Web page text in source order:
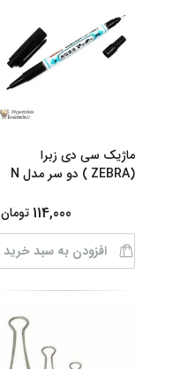
ماژیک سی دی زبرا
(ZEBRA ) دو سر مدل N
114,000 تومان
افزودن به سبد خرید